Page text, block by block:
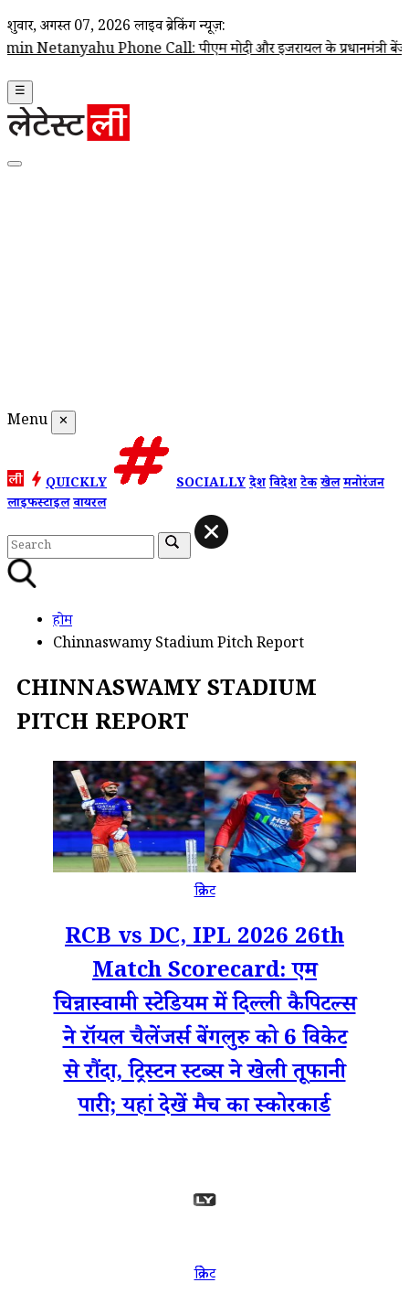
शुक्रवार, अगस्त 07, 2026 लाइव ब्रेकिंग न्यूज़:
Phone Call: पीएम मोदी और इजरायल के प्रधानमंत्री बेंजामिन नेतन्याहू के
☰
Menu ✕
QUICKLY SOCIALLYदेशविदेशटेकखेलमनोरंजन
लाइफस्टाइलवायरल
होम
Chinnaswamy Stadium Pitch Report
CHINNASWAMY STADIUM
PITCH REPORT
क्रिकेट
RCB vs DC, IPL 2026 26th
Match Scorecard: एम
चिन्नास्वामी स्टेडियम में दिल्ली कैपिटल्स
ने रॉयल चैलेंजर्स बेंगलुरु को 6 विकेट
से रौंदा, ट्रिस्टन स्टब्स ने खेली तूफानी
पारी; यहां देखें मैच का स्कोरकार्ड
क्रिकेट